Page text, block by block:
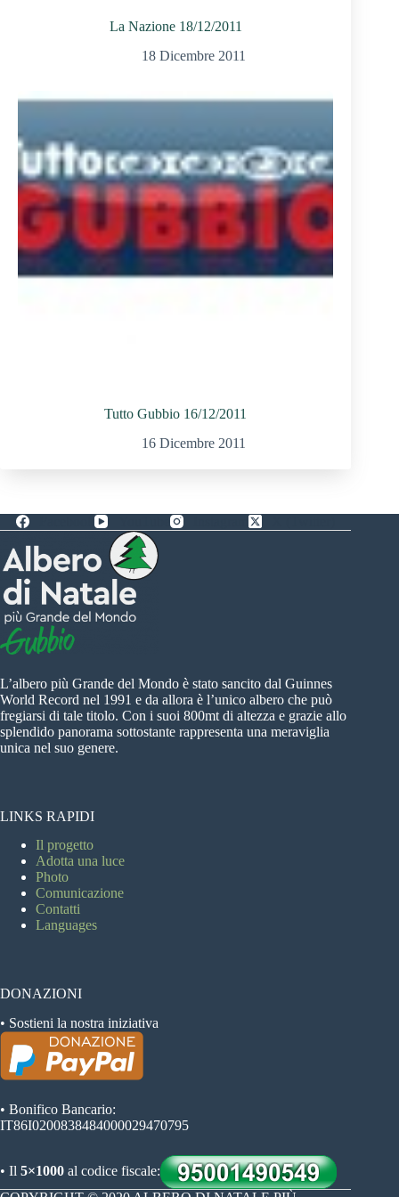
La Nazione 18/12/2011
18 Dicembre 2011
Tutto Gubbio 16/12/2011
16 Dicembre 2011
Facebook
L’albero più Grande del Mondo è stato sancito dal Guinnes
World Record nel 1991 e da allora è l’unico albero che può
fregiarsi di tale titolo. Con i suoi 800mt di altezza e grazie allo
splendido panorama sottostante rappresenta una meraviglia
unica nel suo genere.
LINKS RAPIDI
Il progetto
Adotta una luce
Photo
Comunicazione
Contatti
Languages
DONAZIONI
• Sostieni la nostra iniziativa
• Bonifico Bancario:
IT86I0200838484000029470795
• Il 5×1000 al codice fiscale: